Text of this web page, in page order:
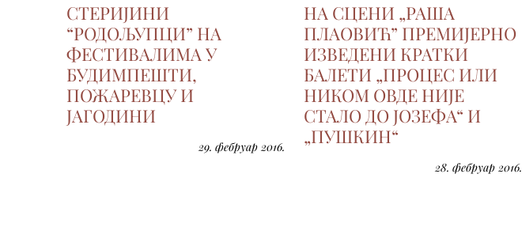
СТЕРИЈИНИ
“РОДОЉУПЦИ” НА
ФЕСТИВАЛИМА У
БУДИМПЕШТИ,
ПОЖАРЕВЦУ И
ЈАГОДИНИ
29. фебруар 2016.
НА СЦЕНИ „РАША
ПЛАОВИЋ” ПРЕМИЈЕРНО
ИЗВЕДЕНИ КРАТКИ
БАЛЕТИ „ПРОЦЕС ИЛИ
НИКОМ ОВДЕ НИЈЕ
СТАЛО ДО ЈОЗЕФА“ И
„ПУШКИН“
28. фебруар 2016.